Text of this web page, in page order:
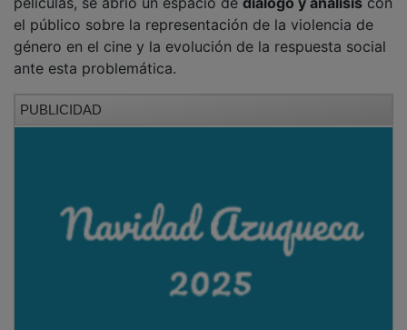
el público sobre la representación de la violencia de
género en el cine y la evolución de la respuesta social
ante esta problemática.